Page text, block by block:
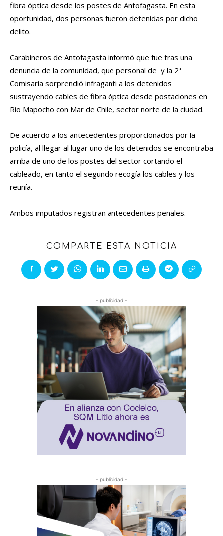
fibra óptica desde los postes de Antofagasta. En esta
oportunidad, dos personas fueron detenidas por dicho
delito.
Carabineros de Antofagasta informó que fue tras una
denuncia de la comunidad, que personal de y la 2ª
Comisaría sorprendió infraganti a los detenidos
sustrayendo cables de fibra óptica desde postaciones en
Río Mapocho con Mar de Chile, sector norte de la ciudad.
De acuerdo a los antecedentes proporcionados por la
policía, al llegar al lugar uno de los detenidos se encontraba
arriba de uno de los postes del sector cortando el
cableado, en tanto el segundo recogía los cables y los
reunía.
Ambos imputados registran antecedentes penales.
COMPARTE ESTA NOTICIA
- publicidad -
- publicidad -